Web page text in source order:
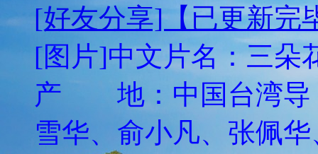
[好友分享]【已更新完
[图片]中文片名：三朵
产 地：中国台湾
雪华、俞小凡、张佩